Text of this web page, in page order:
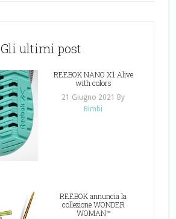
Gli ultimi post
REEBOK NANO X1 Alive
with colors
21 Giugno 2021
By
Bimbi
REEBOK annuncia la
collezione WONDER
WOMAN™